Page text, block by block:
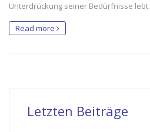
Unterdrückung seiner Bedürfnisse lebt.
Read more
Letzten Beiträge